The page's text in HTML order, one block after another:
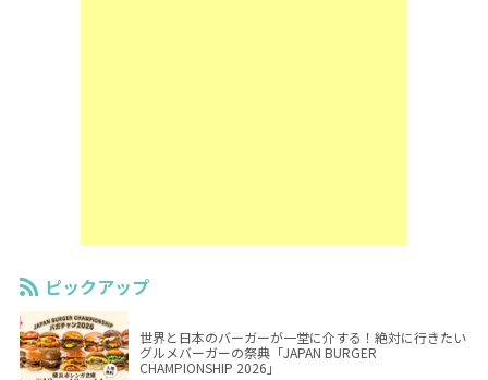
ピックアップ
世界と日本のバーガーが一堂に介する！絶対に行きたい
グルメバーガーの祭典「JAPAN BURGER
CHAMPIONSHIP 2026」